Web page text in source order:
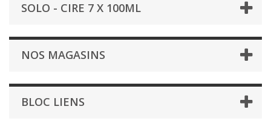
SOLO - CIRE 7 X 100ML
NOS MAGASINS
BLOC LIENS